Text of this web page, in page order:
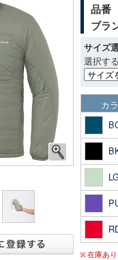
品番
ブラ
サイズ
選択す
カ
在庫あ